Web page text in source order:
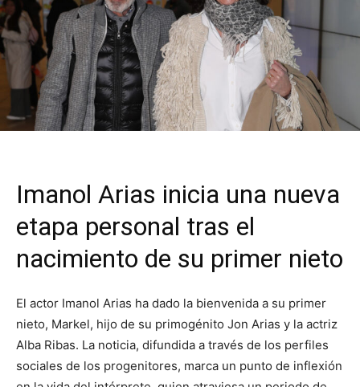
Imanol Arias inicia una nueva
etapa personal tras el
nacimiento de su primer nieto
El actor Imanol Arias ha dado la bienvenida a su primer
nieto, Markel, hijo de su primogénito Jon Arias y la actriz
Alba Ribas. La noticia, difundida a través de los perfiles
sociales de los progenitores, marca un punto de inflexión